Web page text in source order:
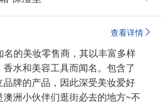
查看详情
名的美妆零售商，其以丰富多样
水和美容工具而闻名。包含了
牌的产品，因此深受美妆爱好
洲小伙伴们逛街必去的地方~不